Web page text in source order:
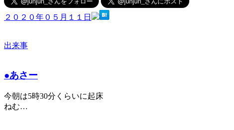
２０２０年０５月１１日
出来事
●あさー
今朝は5時30分くらいに起床
ねむ…